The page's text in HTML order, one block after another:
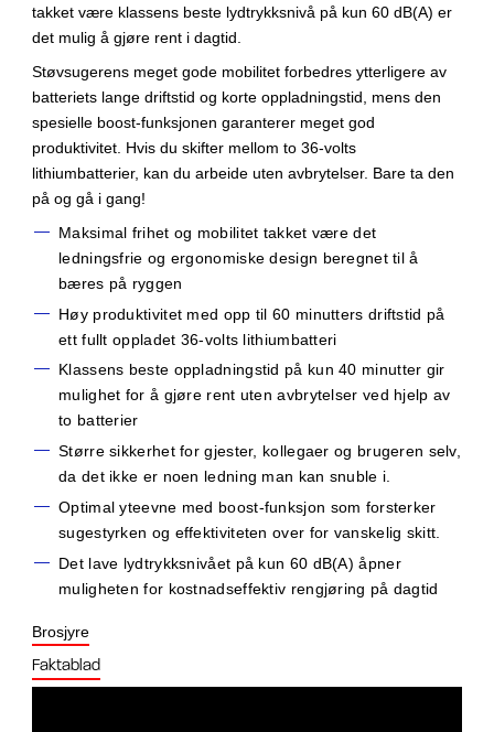
takket være klassens beste lydtrykksnivå på kun 60 dB(A) er
det mulig å gjøre rent i dagtid.
Støvsugerens meget gode mobilitet forbedres ytterligere av
batteriets lange driftstid og korte oppladningstid, mens den
spesielle boost-funksjonen garanterer meget god
produktivitet. Hvis du skifter mellom to 36-volts
lithiumbatterier, kan du arbeide uten avbrytelser. Bare ta den
på og gå i gang!
Maksimal frihet og mobilitet takket være det
ledningsfrie og ergonomiske design beregnet til å
bæres på ryggen
Høy produktivitet med opp til 60 minutters driftstid på
ett fullt oppladet 36-volts lithiumbatteri
Klassens beste oppladningstid på kun 40 minutter gir
mulighet for å gjøre rent uten avbrytelser ved hjelp av
to batterier
Større sikkerhet for gjester, kollegaer og brugeren selv,
da det ikke er noen ledning man kan snuble i.
Optimal yteevne med boost-funksjon som forsterker
sugestyrken og effektiviteten over for vanskelig skitt.
Det lave lydtrykksnivået på kun 60 dB(A) åpner
muligheten for kostnadseffektiv rengjøring på dagtid
Brosjyre
Faktablad